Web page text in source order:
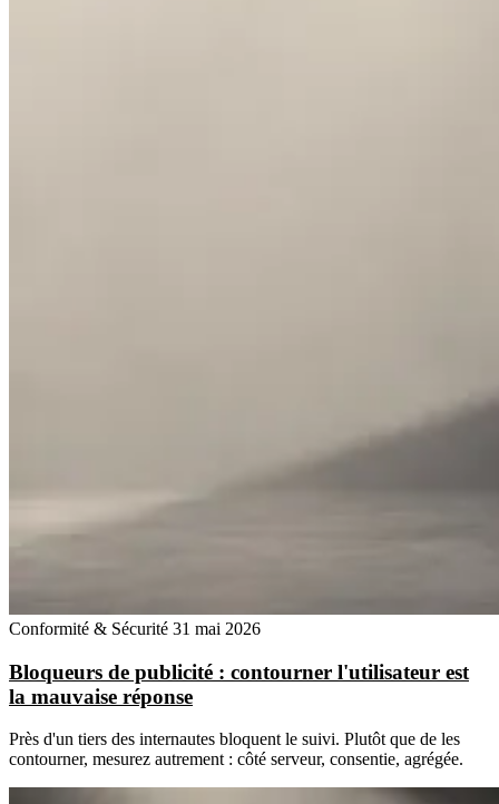
Conformité & Sécurité 31 mai 2026
Bloqueurs de publicité : contourner l'utilisateur est
la mauvaise réponse
Près d'un tiers des internautes bloquent le suivi. Plutôt que de les
contourner, mesurez autrement : côté serveur, consentie, agrégée.